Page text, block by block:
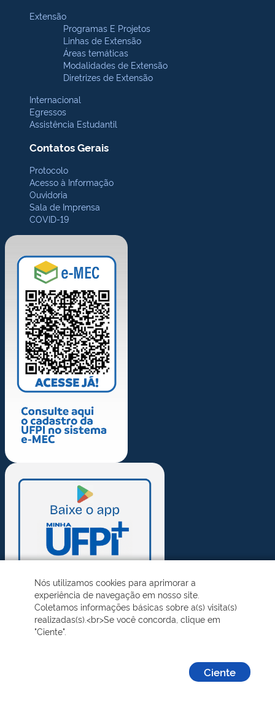
Extensão
Programas E Projetos
Linhas de Extensão
Áreas temáticas
Modalidades de Extensão
Diretrizes de Extensão
Internacional
Egressos
Assistência Estudantil
Contatos Gerais
Protocolo
Acesso à Informação
Ouvidoria
Sala de Imprensa
COVID-19
Nós utilizamos cookies para aprimorar a
experiência de navegação em nosso site.
Coletamos informações básicas sobre a(s) visita(s)
realizadas(s).<br>Se você concorda, clique em
"Ciente".
Ciente